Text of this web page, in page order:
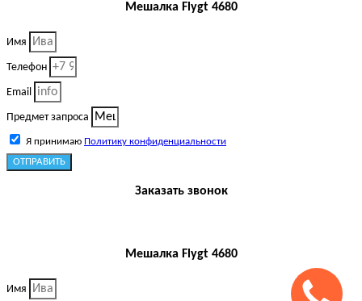
Мешалка Flygt 4680
Имя
Телефон
Email
Предмет запроса
Я принимаю Политику конфиденциальности
ОТПРАВИТЬ
Заказать звонок
Мешалка Flygt 4680
Имя